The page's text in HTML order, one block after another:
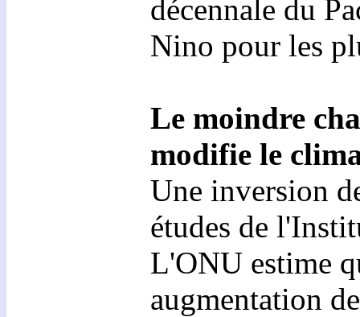
décennale du
Nino pour les
Le moindre
modifie le
Une inversion
études de
L'ONU estime
augmentation